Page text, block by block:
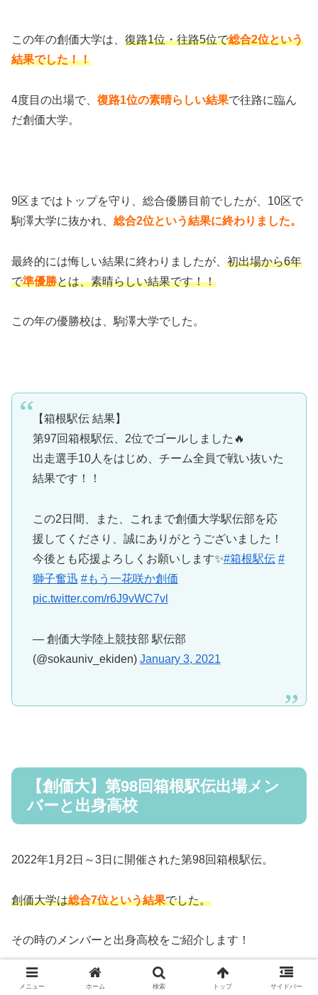
この年の創価大学は、 復路1位・往路5位で総合2位という
結果でした！！
4度目の出場で、 復路1位の素晴らしい結果で往路に臨ん
だ創価大学。
9区まではトップを守り、総合優勝目前でしたが、10区で
駒澤大学に抜かれ、 総合2位という結果に終わりました。
最終的には悔しい結果に終わりましたが、 初出場から6年
で準優勝とは、素晴らしい結果です！！
この年の優勝校は、駒澤大学でした。
【箱根駅伝 結果】
第97回箱根駅伝、2位でゴールしました🔥
出走選手10人をはじめ、チーム全員で戦い抜いた
結果です！！
この2日間、また、これまで創価大学駅伝部を応
援してくださり、誠にありがとうございました！
今後とも応援よろしくお願いします✨#箱根駅伝 #
獅子奮迅 #もう一花咲か創価
pic.twitter.com/r6J9vWC7vl
— 創価大学陸上競技部 駅伝部
(@sokauniv_ekiden) January 3, 2021
【創価大】第98回箱根駅伝出場メン
バーと出身高校
2022年1月2日～3日に開催された第98回箱根駅伝。
創価大学は総合7位という結果でした。
その時のメンバーと出身高校をご紹介します！
メニュー ホーム 検索 トップ サイドバー